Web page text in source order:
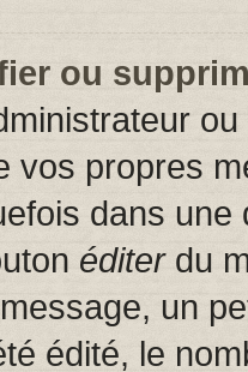
ou
vos propres
dans
éditerdu
un
édité, le